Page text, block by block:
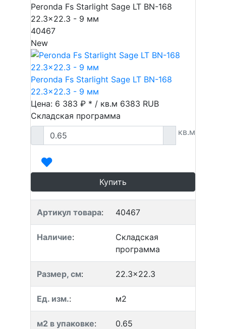
Peronda Fs Starlight Sage LT BN-168
22.3x22.3 - 9 мм
40467
New
Peronda Fs Starlight Sage LT BN-168
22.3x22.3 - 9 мм
Цена: 6 383 ₽ * / кв.м 6383 RUB
Складская программа
кв.м
Купить
Артикул товара: 40467
Наличие:
Складская
программа
Размер, см: 22.3x22.3
Ед. изм.: м2
м2 в упаковке: 0.65